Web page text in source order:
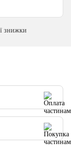
знижки